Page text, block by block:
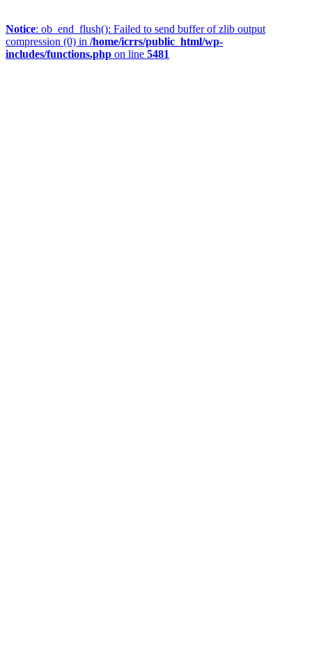
Notice: ob_end_flush(): Failed to send buffer of zlib output
compression (0) in /home/icrrs/public_html/wp-
includes/functions.php on line 5481